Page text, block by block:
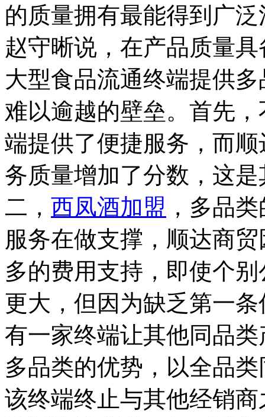
的质量拥有最能得到广
赵守晰说，在产品质量
大型食品流通终端提供
难以逾越的壁垒。首先
端提供了便捷服务，而
务质量增加了分数，这
二， 西凤酒加盟 ，多品
服务在做支撑，顺达商
多的费用支持，即使个
更大，但因为缺乏第一
有一家终端让其他同品
多品类的优势，以全品
该终端终止与其他经销